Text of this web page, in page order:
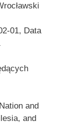
01, Data
and
and